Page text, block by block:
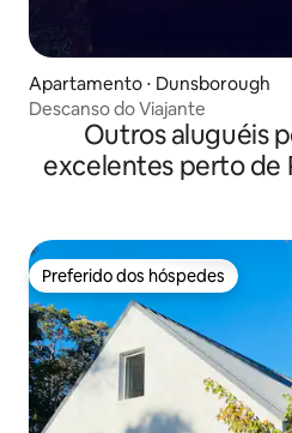
Apartamento ⋅ Dunsborough
Descanso do Viajante
Outros aluguéis
excelentes perto de
Preferido dos hóspedes
Preferido dos hóspedes